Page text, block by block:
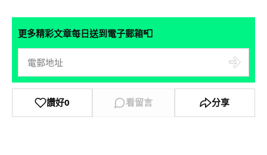
更多精彩文章每日送到電子郵箱📮
讚好0 看留言 分享